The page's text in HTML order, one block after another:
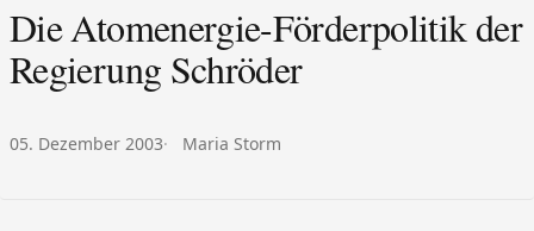
Die Atomenergie-Förderpolitik der
Regierung Schröder
Veröffentlicht am:
05. Dezember 2003 Autor:
Maria Storm